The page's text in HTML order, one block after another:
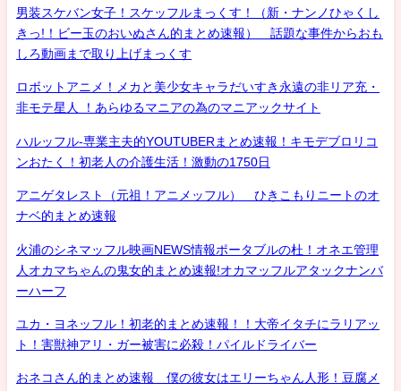
男装スケバン女子！スケッフルまっくす！（新・ナンノひゃくし
きっ!！ビー玉のおいぬさん的まとめ速報） 話題な事件からおも
しろ動画まで取り上げまっくす
ロボットアニメ！メカと美少女キャラだいすき永遠の非リア充・
非モテ星人 ！あらゆるマニアの為のマニアックサイト
ハルッフル-専業主夫的YOUTUBERまとめ速報！キモデブロリコ
ンおたく！初老人の介護生活！激動の1750日
アニゲタレスト（元祖！アニメッフル） ひきこもりニートのオ
ナベ的まとめ速報
火浦のシネマッフル映画NEWS情報ポータブルの杜！オネエ管理
人オカマちゃんの鬼女的まとめ速報!オカマッフルアタックナンバ
ーハーフ
ユカ・ヨネッフル！初老的まとめ速報！！大帝イタチにラリアッ
ト！害獣神アリ・ガー被害に必殺！パイルドライバー
おネコさん的まとめ速報 僕の彼女はエリーちゃん人形！豆腐メ